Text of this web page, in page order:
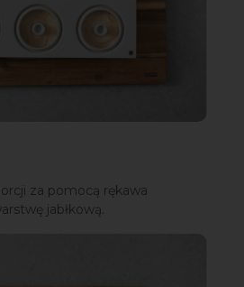
za pomocą rękawa
jabłkową.